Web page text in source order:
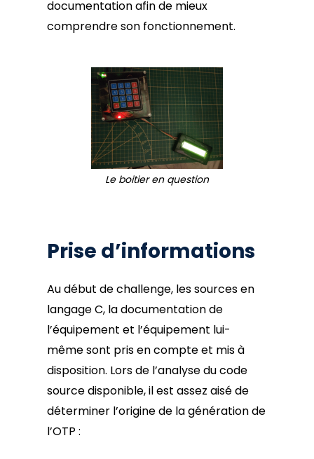
documentation afin de mieux
comprendre son fonctionnement.
Le boitier en question
Prise d’informations
Au début de challenge, les sources en
langage C, la documentation de
l’équipement et l’équipement lui-
même sont pris en compte et mis à
disposition. Lors de l’analyse du code
source disponible, il est assez aisé de
déterminer l’origine de la génération de
l’OTP :